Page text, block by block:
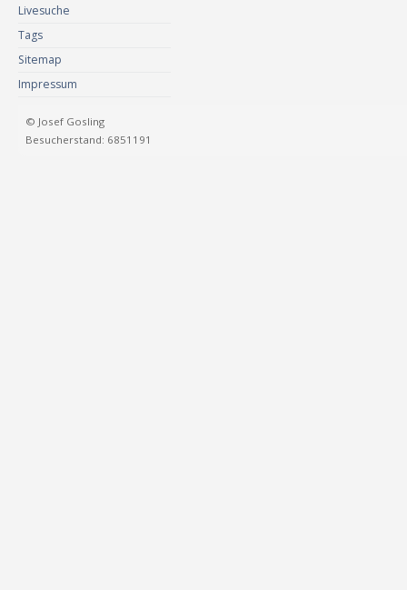
Livesuche
Tags
Sitemap
Impressum
© Josef Gosling
Besucherstand: 6851191